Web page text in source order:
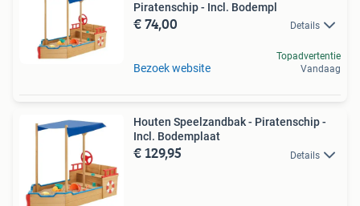
Piratenschip - Incl. Bodempl
€ 74,00 Details
Bezoek website
Topadvertentie
Vandaag
Houten Speelzandbak - Piratenschip -
Incl. Bodemplaat
€ 129,95 Details